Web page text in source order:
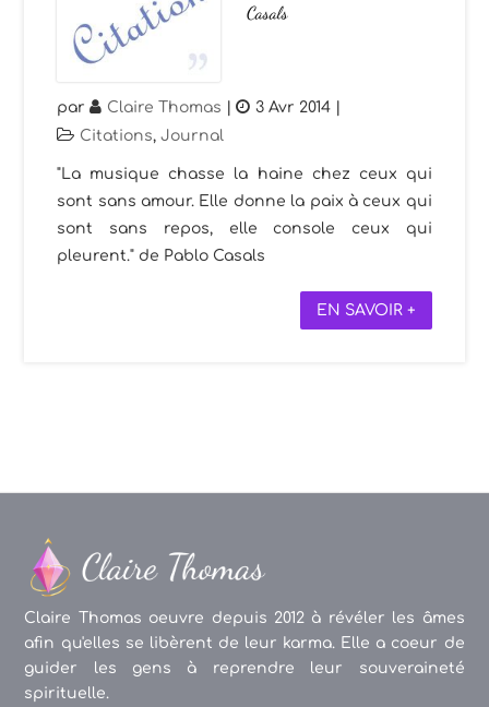
Casals
par Claire Thomas | 3 Avr 2014 |
Citations,Journal
"La musique chasse la haine chez ceux qui
sont sans amour. Elle donne la paix à ceux qui
sont sans repos, elle console ceux qui
pleurent." de Pablo Casals
EN SAVOIR +
Claire Thomas oeuvre depuis 2012 à révéler les âmes
afin qu'elles se libèrent de leur karma. Elle a coeur de
guider les gens à reprendre leur souveraineté
spirituelle.